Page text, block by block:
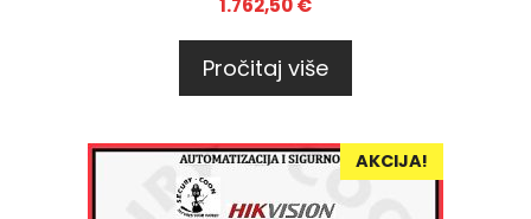
1.762,50€
Pročitaj više
AKCIJA!